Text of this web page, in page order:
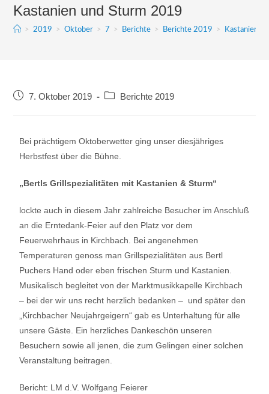
Kastanien und Sturm 2019
> 2019 > Oktober > 7 > Berichte > Berichte 2019 > Kastanien
7. Oktober 2019 Berichte 2019
Bei prächtigem Oktoberwetter ging unser diesjähriges
Herbstfest über die Bühne.
„Bertls Grillspezialitäten mit Kastanien & Sturm“
lockte auch in diesem Jahr zahlreiche Besucher im Anschluß
an die Erntedank-Feier auf den Platz vor dem
Feuerwehrhaus in Kirchbach. Bei angenehmen
Temperaturen genoss man Grillspezialitäten aus Bertl
Puchers Hand oder eben frischen Sturm und Kastanien.
Musikalisch begleitet von der Marktmusikkapelle Kirchbach
– bei der wir uns recht herzlich bedanken – und später den
„Kirchbacher Neujahrgeigern“ gab es Unterhaltung für alle
unsere Gäste. Ein herzliches Dankeschön unseren
Besuchern sowie all jenen, die zum Gelingen einer solchen
Veranstaltung beitragen.
Bericht: LM d.V. Wolfgang Feierer